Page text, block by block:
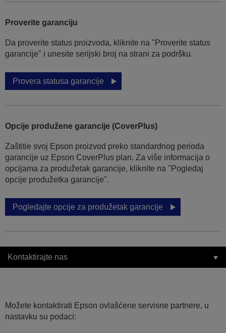
Proverite garanciju
Da proverite status proizvoda, kliknite na "Proverite status
garancije" i unesite serijski broj na strani za podršku.
Provera statusa garancije
Opcije produžene garancije (CoverPlus)
Zaštitie svoj Epson proizvod preko standardnog perioda
garancije uz Epson CoverPlus plan. Za više informacija o
opcijama za produžetak garancije, kliknite na "Pogledaj
opcije produžetka garancije".
Pogledajte opcije za produžetak garancije
Kontaktirajte nas
Možete kontaktirati Epson ovlašćene servisne partnere, u
nastavku su podaci: